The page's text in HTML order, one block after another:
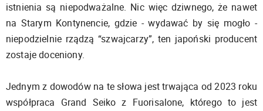
istnienia są niepodważalne. Nic więc dziwnego, że nawet
na Starym Kontynencie, gdzie - wydawać by się mogło -
niepodzielnie rządzą “szwajcarzy”, ten japoński producent
zostaje doceniony.
Jednym z dowodów na te słowa jest trwająca od 2023 roku
współpraca Grand Seiko z Fuorisalone, którego to jest